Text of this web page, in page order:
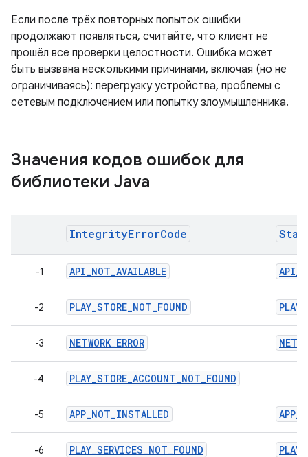
Если после трёх повторных попыток ошибки
продолжают появляться, считайте, что клиент не
прошёл все проверки целостности. Ошибка может
быть вызвана несколькими причинами, включая (но не
ограничиваясь): перегрузку устройства, проблемы с
сетевым подключением или попытку злоумышленника.
Значения кодов ошибок для
библиотеки Java
IntegrityErrorCode
-1 API_NOT_AVAILABLE
-2 PLAY_STORE_NOT_FOUND
-3 NETWORK_ERROR
-4 PLAY_STORE_ACCOUNT_NOT_FOUND
-5 APP_NOT_INSTALLED
-6 PLAY_SERVICES_NOT_FOUND